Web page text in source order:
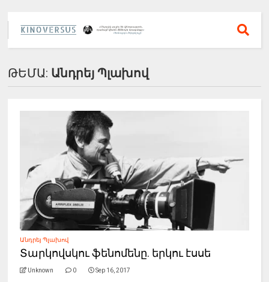
ԹԵՄԱ: Անդրեյ Պլախով
Անդրեյ Պլախով
Տարկովսկու ֆենոմենը. երկու էսսե
Unknown 0 Sep 16, 2017